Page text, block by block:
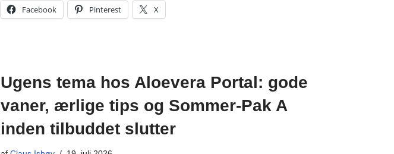
Facebook Pinterest X
Ugens tema hos Aloevera Portal: gode
vaner, ærlige tips og Sommer-Pak A
inden tilbuddet slutter